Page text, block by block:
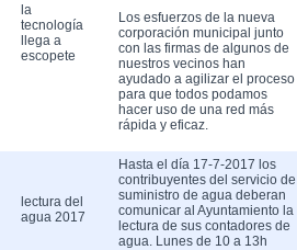
la
tecnología
llega a
escopete
Los esfuerzos de la nueva
corporación municipal junto
con las firmas de algunos de
nuestros vecinos han
ayudado a agilizar el proceso
para que todos podamos
hacer uso de una red más
rápida y eficaz.
lectura del
agua 2017
Hasta el día 17-7-2017 los
contribuyentes del servicio de
suministro de agua deberan
comunicar al Ayuntamiento la
lectura de sus contadores de
agua. Lunes de 10 a 13h